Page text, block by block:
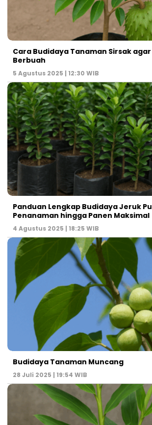
Cara Budidaya Tanaman Sirsak
Berbuah
5 Agustus 2025 | 12:30 WIB
Panduan Lengkap Budidaya Jeruk
Penanaman hingga Panen Maksimal
4 Agustus 2025 | 18:25 WIB
Budidaya Tanaman Muncang
28 Juli 2025 | 19:54 WIB